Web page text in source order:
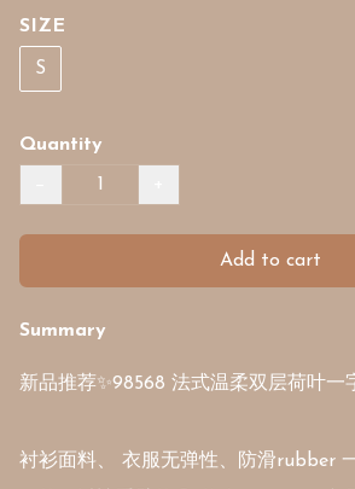
SIZE
S
Quantity
Add to cart
Summary
新品推荐✨98568 法式温柔双层荷叶一
衬衫面料、 衣服无弹性、防滑rubber